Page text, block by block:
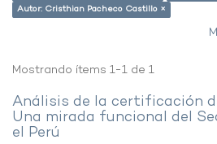
Autor: Cristhian Pacheco Castillo ×
Mostrando ítems 1-1 de 1
Análisis de la certificación
Una mirada funcional del
el Perú